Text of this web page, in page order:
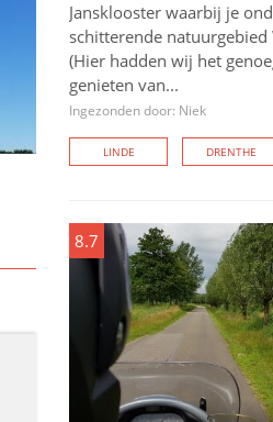
Jansklooster waarbij je
schitterende
(Hier hadden wij het
genieten van...
Ingezonden door: Niek
LINDE DRENTHE
8.7